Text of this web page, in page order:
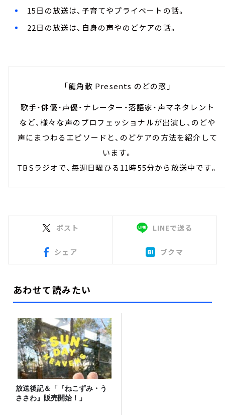
15日の放送は、子育てやプライベートの話。
22日の放送は、自身の声やのどケアの話。
「龍角散 Presents のどの窓」
歌手・俳優・声優・ナレーター・落語家・声マネタレント
など、様々な声のプロフェッショナルが出演し、のどや
声にまつわるエピソードと、のどケアの方法を紹介して
います。
TBSラジオで、毎週日曜ひる11時55分から放送中です。
ポスト LINEで送る
シェア ブクマ
あわせて読みたい
放送後記＆「『ねこずみ・う
ささわ』販売開始！」